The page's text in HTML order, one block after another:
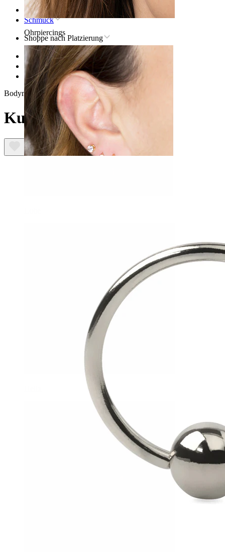
Ohrpiercings
Startseite
Schmuck
Shoppe nach Platzierung
Lippen
Titan-lippenpiercingschmuck
Kugelring aus Titan
Bodymod Premium
Kugelring aus Titan